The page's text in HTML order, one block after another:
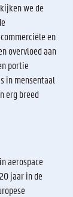
we de
en
overvloed aan
portie
in mensentaal
erg breed
aerospace
jaar in de